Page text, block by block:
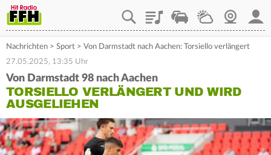
PlaylistStaupilotWetterWebcam
Nachrichten > Sport > Von Darmstadt nach Aachen: Torsiello verlängert
27.05.2025, 13:35 Uhr
Von Darmstadt 98 nach Aachen
TORSIELLO VERLÄNGERT UND WIRD
AUSGELIEHEN